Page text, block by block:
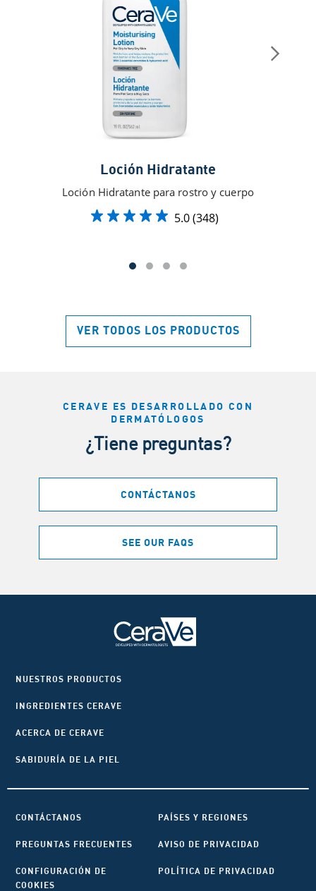
Loción Hidratante
Loción Hidratante para rostro y cuerpo
5.0(348)
VER TODOS LOS PRODUCTOS
CERAVE ES DESARROLLADO CON
DERMATÓLOGOS
¿Tiene preguntas?
CONTÁCTANOS
SEE OUR FAQS
NUESTROS PRODUCTOS
INGREDIENTES CERAVE
ACERCA DE CERAVE
SABIDURÍA DE LA PIEL
CONTÁCTANOS PAÍSES Y REGIONES
PREGUNTAS FRECUENTES AVISO DE PRIVACIDAD
CONFIGURACIÓN DE
COOKIES
POLÍTICA DE PRIVACIDAD